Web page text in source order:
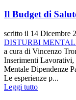
Il Budget di
scritto il 14 Dicembre
DISTURBI
a cura di Vincenzo
Inserimenti Lavorativi,
Mentale Dipendenze
Le esperienze p...
Leggi tutto